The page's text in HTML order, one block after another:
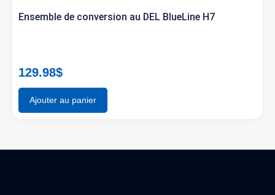
Ensemble de conversion au DEL BlueLine H7
129.98$
Ajouter au panier